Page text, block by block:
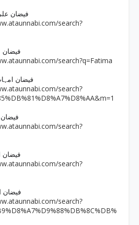
�� فیضان
search?
��
search?q=Fatima
�� فیضان
search?
��
search?
��
search?
��
search?